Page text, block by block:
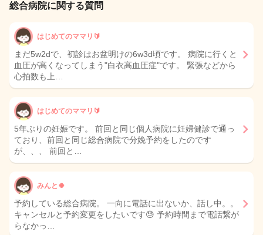
総合病院に関する質問
はじめてのママリ🔰
まだ5w2dで、初診はお盆明けの6w3d頃です。 病院に行くと
血圧が高くなってしまう"白衣高血圧症"です。 緊張などから
心拍数も上…
はじめてのママリ🔰
5年ぶりの妊娠です。 前回と同じ個人病院に妊婦健診で通っ
ており、前回と同じ総合病院で分娩予約をしたのです
が、、、 前回と…
みんと🍀
予約している総合病院。 一向に電話に出ないか、話し中。。
キャンセルと予約変更をしたいです😓 予約時間まで電話繋が
らなかっ…